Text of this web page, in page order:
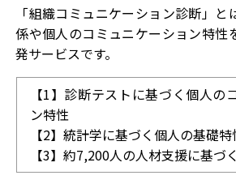
「組織コミュニケーション診断」
係や個人のコミュニケーション特性
発サービスです。
【1】診断テストに基づく個人の
ン特性
【2】統計学に基づく個人の基礎特
【3】約7,200人の人材支援に基づ